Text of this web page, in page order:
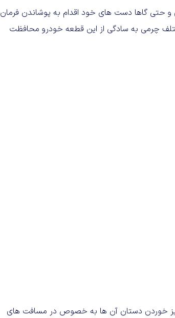
و حتی گاها دست های خود اقدام به پوشاندن فرمان
چرمی به سادگی از این قطعه خودرو محافظت
لیز خوردن دستان آن ها به خصوص در مسافت های